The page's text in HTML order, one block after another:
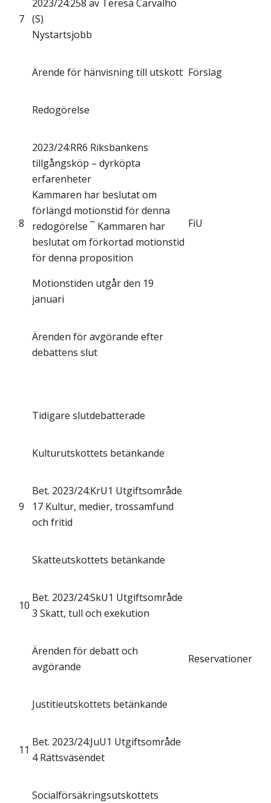
7
2023/24:258 av Teresa Carvalho
(S)
Nystartsjobb
Ärende för hänvisning till utskott Förslag
Redogörelse
8
2023/24:RR6 Riksbankens
tillgångsköp – dyrköpta
erfarenheter
Kammaren har beslutat om
förlängd motionstid för denna
redogörelse ¯ Kammaren har
beslutat om förkortad motionstid
för denna proposition
Motionstiden utgår den 19
januari
FiU
Ärenden för avgörande efter
debattens slut
Tidigare slutdebatterade
Kulturutskottets betänkande
9
Bet. 2023/24:KrU1 Utgiftsområde
17 Kultur, medier, trossamfund
och fritid
Skatteutskottets betänkande
10
Bet. 2023/24:SkU1 Utgiftsområde
3 Skatt, tull och exekution
Ärenden för debatt och
avgörande
Reservationer
Justitieutskottets betänkande
11
Bet. 2023/24:JuU1 Utgiftsområde
4 Rättsväsendet
Socialförsäkringsutskottets